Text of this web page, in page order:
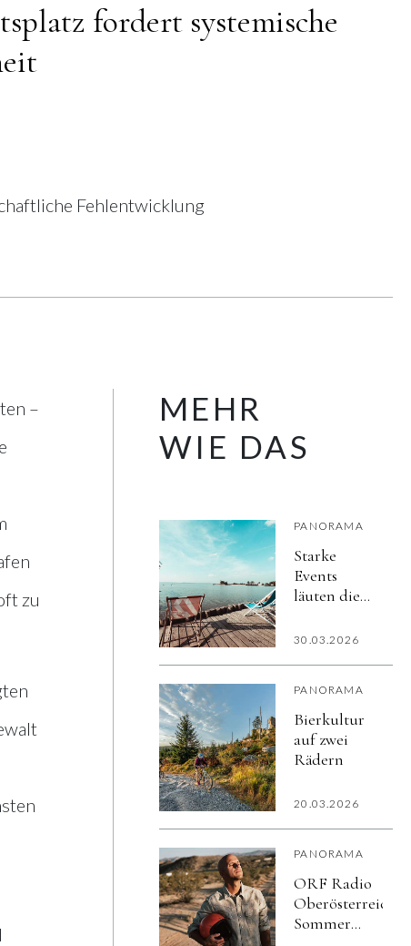
fordert systemische
Fehlentwicklung
–
zu
MEHR
WIE DAS
PANORAMA
Starke
Events
läuten die
Sommersaison
30.03.2026
PANORAMA
Bierkultur
auf zwei
Rädern
20.03.2026
PANORAMA
ORF Radio
Oberösterreich-
Sommer